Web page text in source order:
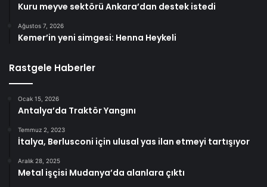
Kuru meyve sektörü Ankara’dan destek istedi
Ağustos 7, 2026
Kemer’in yeni simgesi: Henna Heykeli
Rastgele Haberler
Ocak 15, 2026
Antalya’da Traktör Yangını
Temmuz 2, 2023
İtalya, Berlusconi için ulusal yas ilan etmeyi tartışıyor
Aralık 28, 2025
Metal işçisi Mudanya’da alanlara çıktı